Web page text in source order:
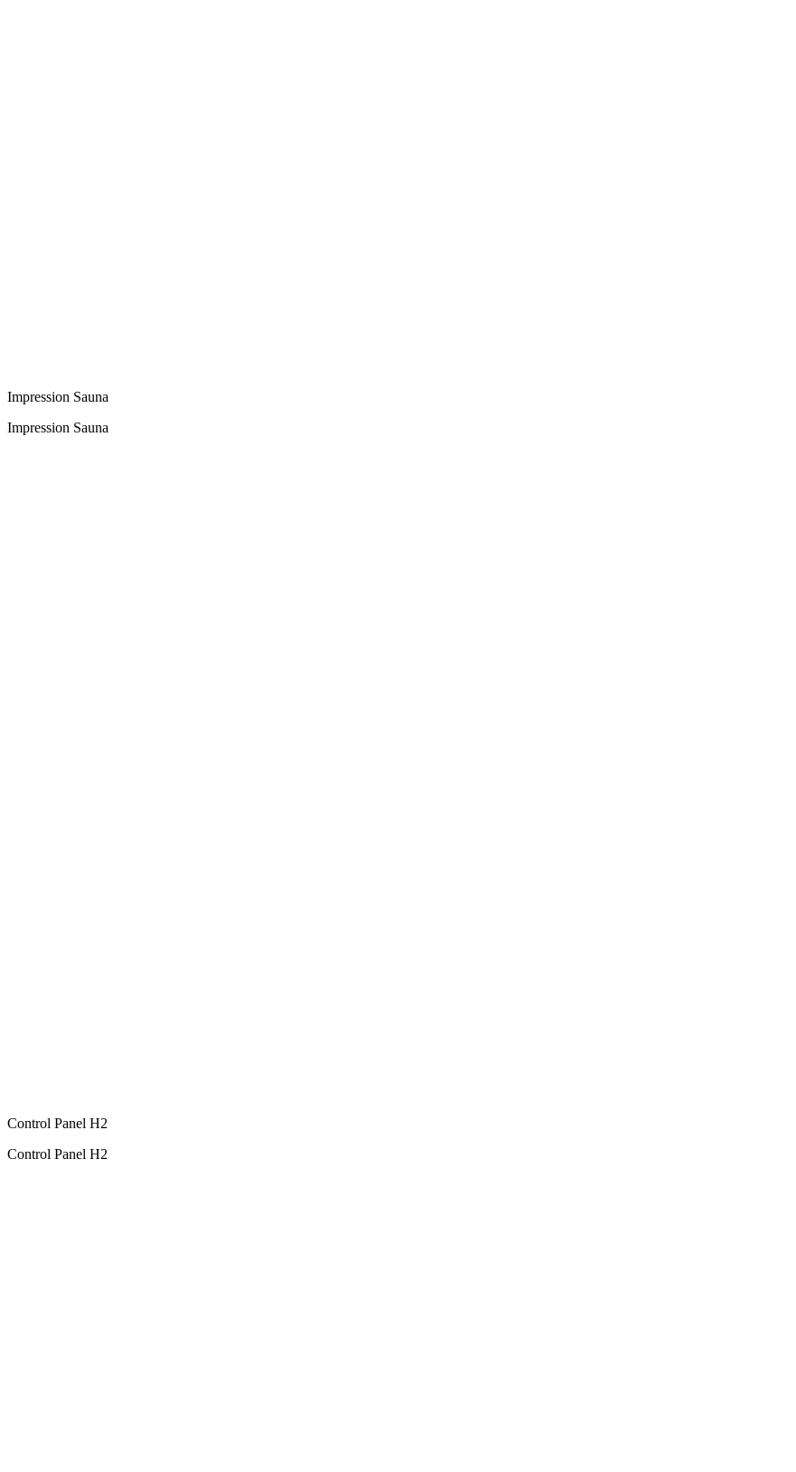
Impression Sauna
Impression Sauna
Control Panel H2
Control Panel H2